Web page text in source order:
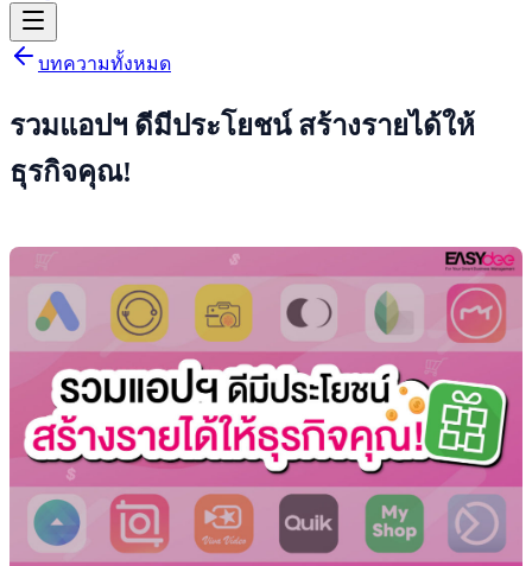
บทความทั้งหมด
รวมแอปฯ ดีมีประโยชน์ สร้างรายได้ให้
ธุรกิจคุณ!